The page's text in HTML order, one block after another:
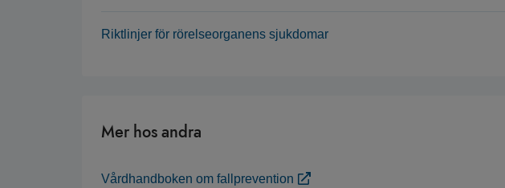
Riktlinjer för rörelseorganens sjukdomar
Mer hos andra
Vårdhandboken om fallprevention